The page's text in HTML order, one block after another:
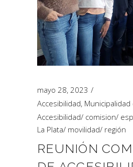
mayo 28, 2023
Accesibilidad, Municipalidad
Accesibilidad/ comision/
La Plata/ movilidad/ región
REUNIÓN